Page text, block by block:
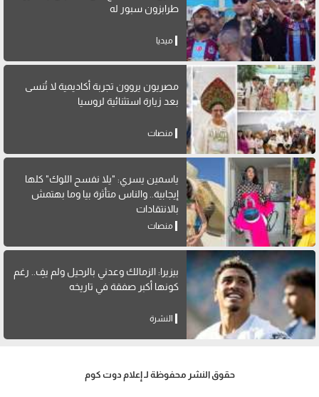
طرابزون سبور له
ميديا
مصريون يروون تجربة أكاديمية لا تُنسى
بعد زيارة استثنائية لروسيا
منصات
ياسمين يسري: "يلا نفسح اللوك" كلها
إيجابية.. والناس متأثرة بيا وما بهتمش
بالانتقادات
منصات
بيزيرا: الزمالك وعدني بالرحيل ولم يفِ.. رغم
كونها أكبر صفقة في تاريخه
النشرة
حقوق النشر محفوظة لـ إعلام دوت كوم